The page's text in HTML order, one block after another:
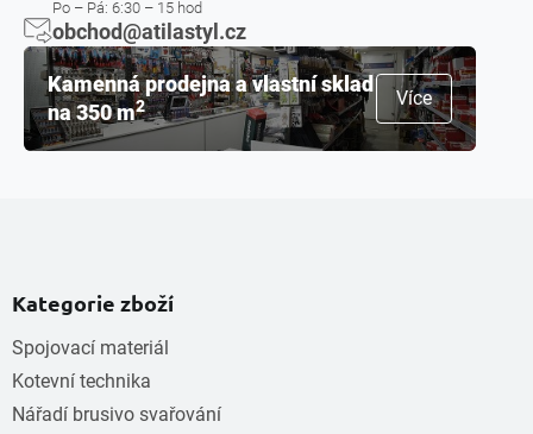
Po – Pá: 6:30 – 15 hod
obchod@atilastyl.cz
Kamenná prodejna a vlastní sklad
na 350 m2 Více
Kategorie zboží
Spojovací materiál
Kotevní technika
Nářadí brusivo svařování